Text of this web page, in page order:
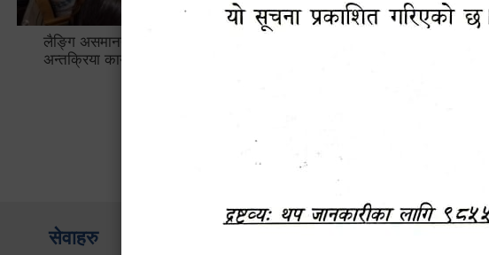
लैङ्गि असमानताका विबिध पक्षहरु विषयक
अन्तक्रिया कार्यक्रम
सेवाहरु